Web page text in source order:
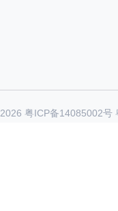
2026 粤ICP备14085002号